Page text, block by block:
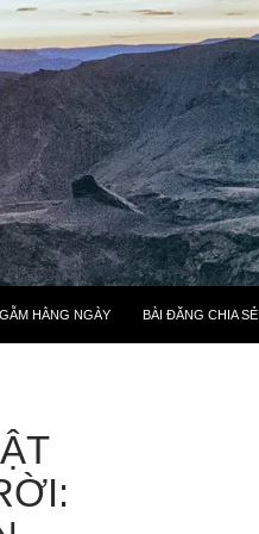
HẰNG NGÀY BÀI ĐĂNG CHIA SẺ